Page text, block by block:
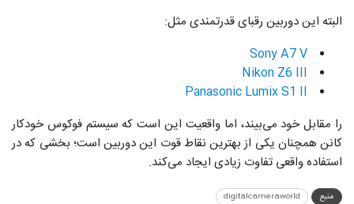
البته این دوربین رقبای قدرتمندی مثل:
Sony A7 V
Nikon Z6 III
Panasonic Lumix S1 II
را مقابل خود می‌بیند، اما واقعیت این است که سیستم فوکوس خودکار
کانن همچنان یکی از بهترین نقاط قوت این دوربین است؛ بخشی که در
استفاده‌ واقعی تفاوت زیادی ایجاد می‌کند.
منبع digitalcameraworld